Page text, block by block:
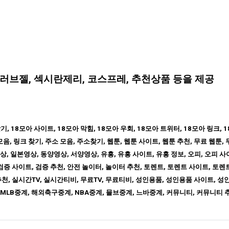
브젤, 섹시란제리, 코스프레, 추천상품 등을 제공
, 18모아 사이트, 18모아 막힘, 18모아 우회, 18모아 트위터, 18모아 링크,
, 링크 찾기, 주소 모음, 주소찾기, 웹툰, 웹툰 사이트, 웹툰 추천, 무료 웹툰,
, 일본영상, 동양영상, 서양영상, 유흥, 유흥 사이트, 유흥 정보, 오피, 오피 사
사이트, 검증 추천, 안전 놀이터, 놀이터 추천, 토렌트, 토렌트 사이트, 토렌
, 실시간TV, 실시간티비, 무료TV, 무료티비, 성인용품, 성인용품 사이트, 성
중계, 해외축구중계, NBA중계, 믈브중계, 느바중계, 커뮤니티, 커뮤니티